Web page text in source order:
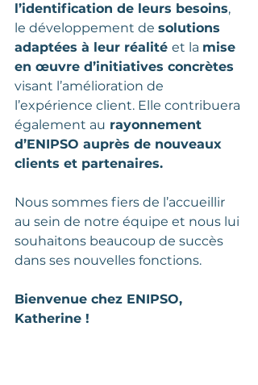
l’identification de leurs besoins,
le développement de solutions
adaptées à leur réalité et la mise
en œuvre d’initiatives concrètes
visant l’amélioration de
l’expérience client. Elle contribuera
également au rayonnement
d’ENIPSO auprès de nouveaux
clients et partenaires.
Nous sommes fiers de l’accueillir
au sein de notre équipe et nous lui
souhaitons beaucoup de succès
dans ses nouvelles fonctions.
Bienvenue chez ENIPSO,
Katherine !